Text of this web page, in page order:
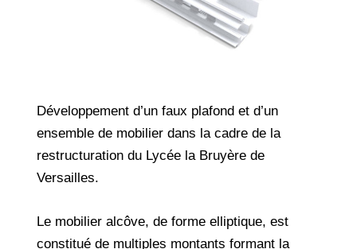
Développement d’un faux plafond et d’un
ensemble de mobilier dans la cadre de la
restructuration du Lycée la Bruyère de
Versailles.
Le mobilier alcôve, de forme elliptique, est
constitué de multiples montants formant la